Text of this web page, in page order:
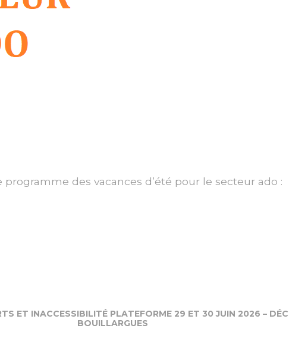
des vacances d’été pour le secteur ado :
ET INACCESSIBILITÉ PLATEFORME 29 ET 30 JUIN 2026 –
BOUILLARGUES